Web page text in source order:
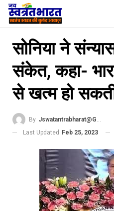
सोनिया ने
संकेत, कहा-
से खत्म हो सकती
By Jswatantrabharat@gmail.com
Last Updated Feb 25, 2023